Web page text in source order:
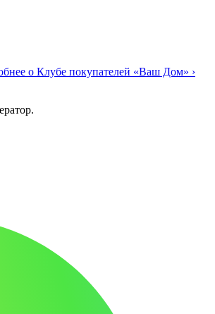
о Клубе покупателей «Ваш Дом» ›